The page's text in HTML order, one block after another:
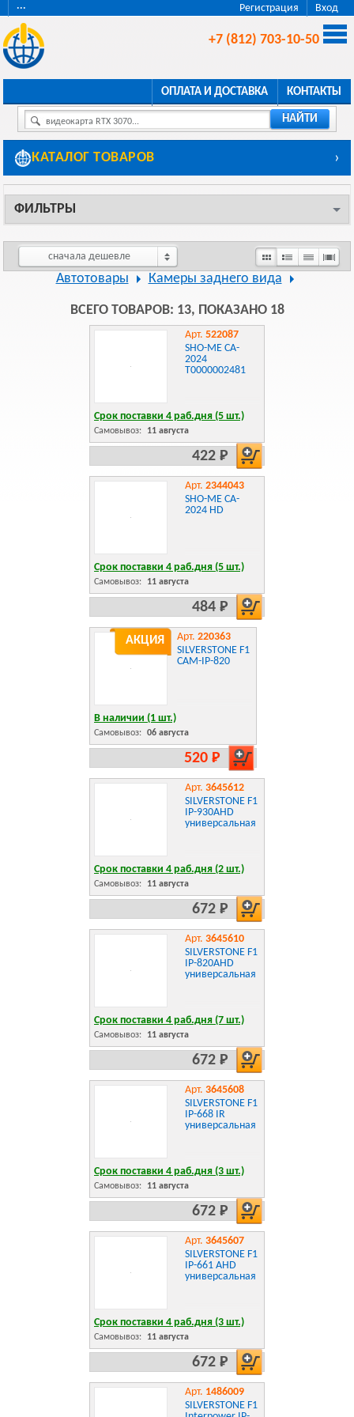
Регистрация Вход
···
+7 (812) 703-10-50
ОПЛАТА И ДОСТАВКА КОНТАКТЫ
видеокарта RTX 3070... НАЙТИ
КАТАЛОГ ТОВАРОВ ›
ФИЛЬТРЫ
сначала дешевле
Автотовары Камеры заднего вида
ВСЕГО ТОВАРОВ: 13, ПОКАЗАНО 18
Арт. 522087
SHO-ME CA-
2024
Т0000002481
Срок поставки 4 раб.дня (5 шт.)
Самовывоз: 11 августа
422 Р
Арт. 2344043
SHO-ME CA-
2024 HD
Срок поставки 4 раб.дня (5 шт.)
Самовывоз: 11 августа
484 Р
АКЦИЯ Арт. 220363
SILVERSTONE F1
CAM-IP-820
В наличии (1 шт.)
Самовывоз: 06 августа
520 Р
Арт. 3645612
SILVERSTONE F1
IP-930AHD
универсальная
Срок поставки 4 раб.дня (2 шт.)
Самовывоз: 11 августа
672 Р
Арт. 3645610
SILVERSTONE F1
IP-820AHD
универсальная
Срок поставки 4 раб.дня (7 шт.)
Самовывоз: 11 августа
672 Р
Арт. 3645608
SILVERSTONE F1
IP-668 IR
универсальная
Срок поставки 4 раб.дня (3 шт.)
Самовывоз: 11 августа
672 Р
Арт. 3645607
SILVERSTONE F1
IP-661 AHD
универсальная
Срок поставки 4 раб.дня (3 шт.)
Самовывоз: 11 августа
672 Р
Арт. 1486009
SILVERSTONE F1